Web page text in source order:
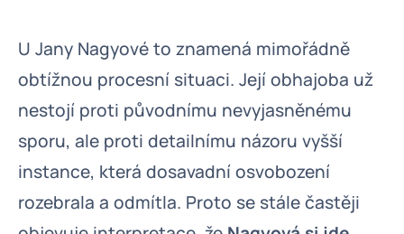
U Jany Nagyové to znamená mimořádně
obtížnou procesní situaci. Její obhajoba už
nestojí proti původnímu nevyjasněnému
sporu, ale proti detailnímu názoru vyšší
instance, která dosavadní osvobození
rozebrala a odmítla. Proto se stále častěji